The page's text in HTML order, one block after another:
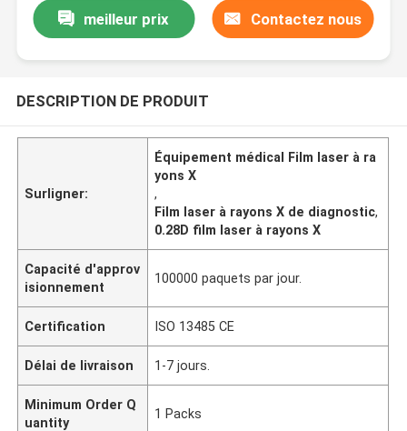
meilleur prix Contactez nous
DESCRIPTION DE PRODUIT
Surligner:
Équipement médical Film laser à ra
yons X
,
Film laser à rayons X de diagnostic,
0.28D film laser à rayons X
Capacité d'approv
isionnement
100000 paquets par jour.
Certification ISO 13485 CE
Délai de livraison 1-7 jours.
Minimum Order Q
uantity
1 Packs